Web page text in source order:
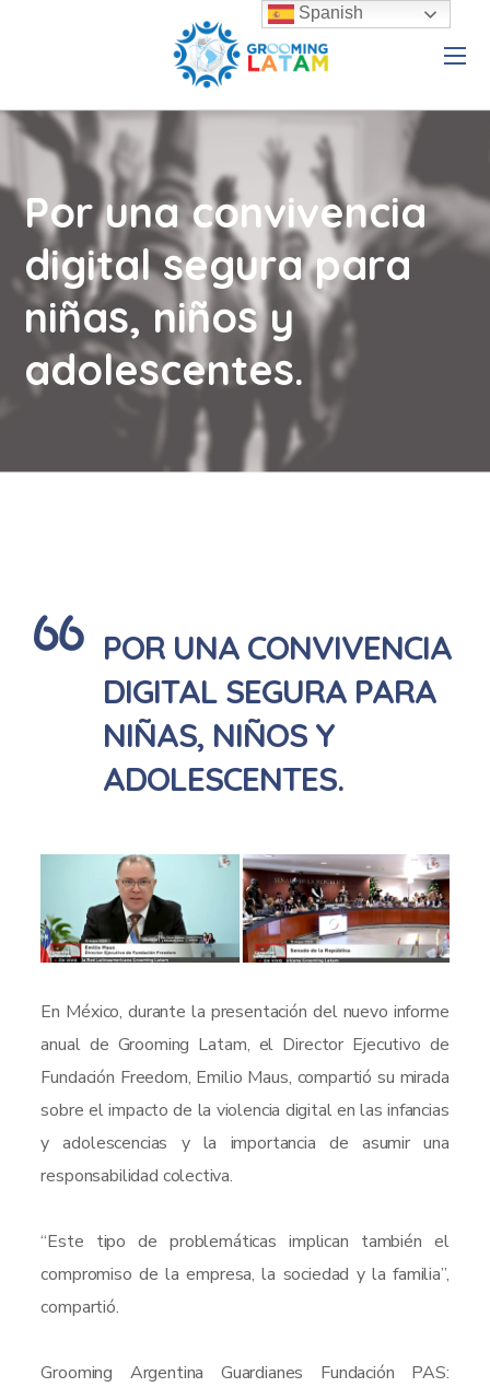
Por una convivencia
digital segura para
niñas, niños y
adolescentes.
POR UNA CONVIVENCIA
DIGITAL SEGURA PARA
NIÑAS, NIÑOS Y
ADOLESCENTES.
En México, durante la presentación del nuevo informe
anual de Grooming Latam, el Director Ejecutivo de
Fundación Freedom, Emilio Maus, compartió su mirada
sobre el impacto de la violencia digital en las infancias
y adolescencias y la importancia de asumir una
responsabilidad colectiva.
“Este tipo de problemáticas implican también el
compromiso de la empresa, la sociedad y la familia”,
compartió.
Grooming Argentina Guardianes Fundación PAS:
Spanish